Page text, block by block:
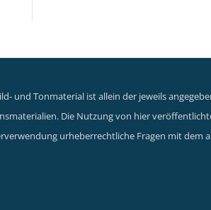
und Tonmaterial ist allein der jeweils
Die Nutzung von hier
urheberrechtliche Fragen mit dem